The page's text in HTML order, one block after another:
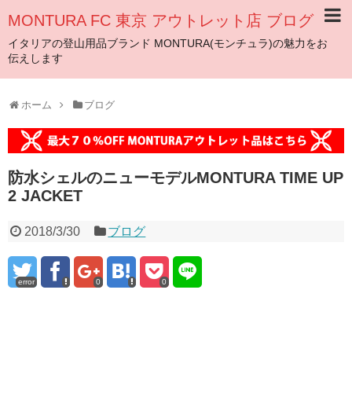
MONTURA FC 東京 アウトレット店 ブログ
イタリアの登山用品ブランド MONTURA(モンチュラ)の魅力をお
伝えします
ホーム ブログ
防水シェルのニューモデルMONTURA TIME UP
2 JACKET
2018/3/30 ブログ
error 0 0